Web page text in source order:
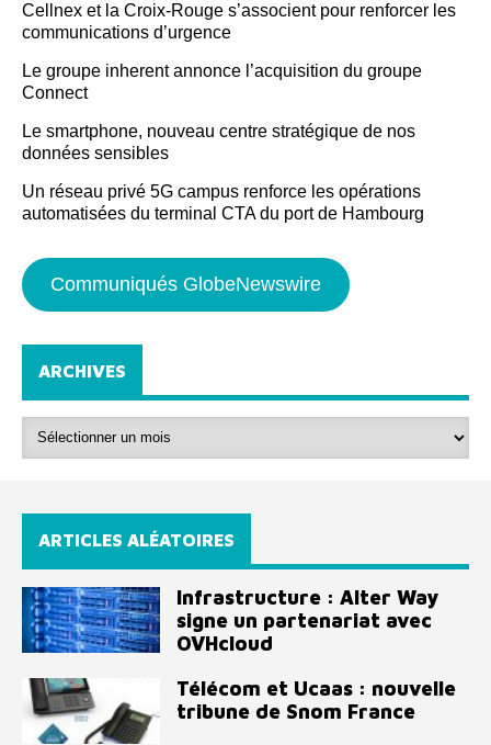
Cellnex et la Croix-Rouge s’associent pour renforcer les
communications d’urgence
Le groupe inherent annonce l’acquisition du groupe
Connect
Le smartphone, nouveau centre stratégique de nos
données sensibles
Un réseau privé 5G campus renforce les opérations
automatisées du terminal CTA du port de Hambourg
Communiqués GlobeNewswire
ARCHIVES
ARTICLES ALÉATOIRES
Infrastructure : Alter Way
signe un partenariat avec
OVHcloud
Télécom et Ucaas : nouvelle
tribune de Snom France